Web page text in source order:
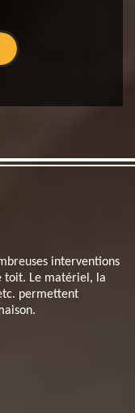
interventions
toit. Le matériel, la
permettent